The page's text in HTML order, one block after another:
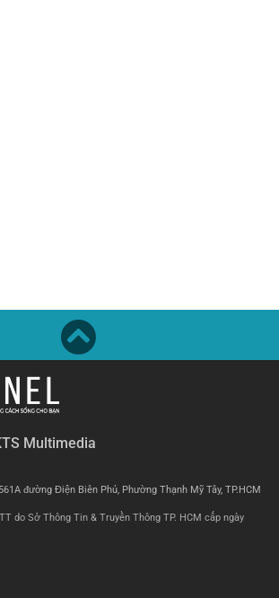
Multimedia
đường Điện Biên Phủ, Phường Thạnh Mỹ Tây, TP.HCM
do Sở Thông Tin & Truyền Thông TP. HCM cấp ngày